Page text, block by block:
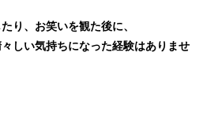
り、お笑いを観た後に、
しい気持ちになった経験はありませ